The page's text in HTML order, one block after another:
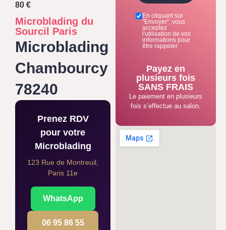
80 €
Microblading du
Sourcil Paris
Microblading
Chambourcy
78240
Prenez RDV
pour votre
Microblading
123 Rue de Montreuil,
Paris 11e
WhatsApp
06 95 86 55
En cliquant sur
"Envoyer", vous
acceptez
l'utilisation de vos
informations pour
être rappeler
Payez en
plusieurs fois
SANS FRAIS
Le paiement en plusieurs
fois s’effectue au salon.